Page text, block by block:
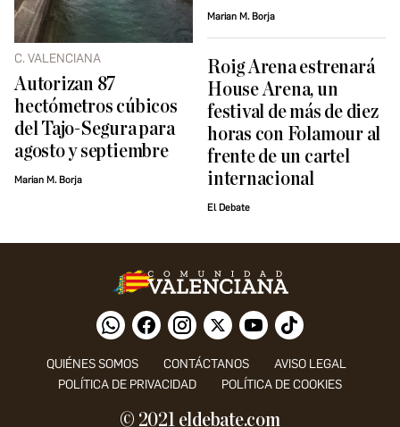
C. VALENCIANA
Autorizan 87
hectómetros cúbicos
del Tajo-Segura para
agosto y septiembre
Marian M. Borja
Marian M. Borja
Roig Arena estrenará
House Arena, un
festival de más de diez
horas con Folamour al
frente de un cartel
internacional
El Debate
QUIÉNES SOMOS CONTÁCTANOS
AVISO LEGAL
POLÍTICA DE PRIVACIDAD
POLÍTICA DE COOKIES
© 2021 eldebate.com